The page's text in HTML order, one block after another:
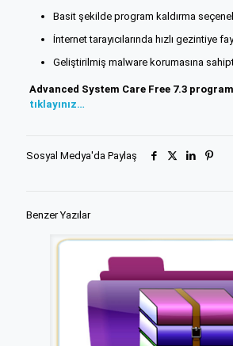
Basit şekilde program kaldırma
İnternet tarayıcılarında hızlı gezintiye
Geliştirilmiş malware korumasına
Advanced System Care Free 7.3
tıklayınız…
Sosyal Medya'da Paylaş
Benzer Yazılar